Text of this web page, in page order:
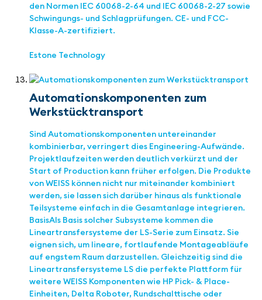
den Normen IEC 60068-2-64 und IEC 60068-2-27 sowie
Schwingungs- und Schlagprüfungen. CE- und FCC-
Klasse-A-zertifiziert.
Estone Technology
Automationskomponenten zum
Werkstücktransport
Sind Automationskomponenten untereinander
kombinierbar, verringert dies Engineering-Aufwände.
Projektlaufzeiten werden deutlich verkürzt und der
Start of Production kann früher erfolgen. Die Produkte
von WEISS können nicht nur miteinander kombiniert
werden, sie lassen sich darüber hinaus als funktionale
Teilsysteme einfach in die Gesamtanlage integrieren.
BasisAls Basis solcher Subsysteme kommen die
Lineartransfersysteme der LS-Serie zum Einsatz. Sie
eignen sich, um lineare, fortlaufende Montageabläufe
auf engstem Raum darzustellen. Gleichzeitig sind die
Lineartransfersysteme LS die perfekte Plattform für
weitere WEISS Komponenten wie HP Pick- & Place-
Einheiten, Delta Roboter, Rundschalttische oder